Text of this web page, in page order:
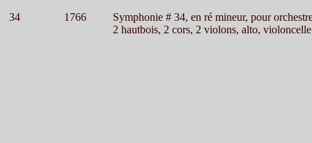
34 1766
Symphonie # 34, en ré mineur, pour
2 hautbois, 2 cors, 2 violons, alto,